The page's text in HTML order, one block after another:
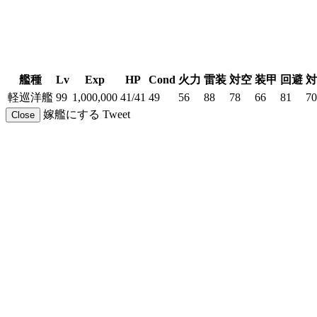
艦種 Lv Exp HP Cond 火力 雷装 対空 装甲 回避
軽巡洋艦 99 1,000,000 41/41 49 56 88 78 66 81 70
Close 嫁艦にする Tweet